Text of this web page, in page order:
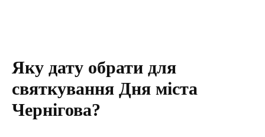
Яку дату обрати для
святкування Дня міста
Чернігова?